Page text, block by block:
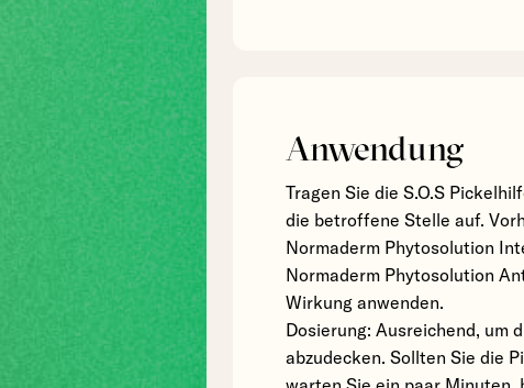
Anwendung
Tragen Sie die S.O.S
die betroffene Stelle auf.
Normaderm Phytosolution
Normaderm Phytosolution
Wirkung anwenden.
Dosierung: Ausreichend, um
abzudecken. Sollten Sie die